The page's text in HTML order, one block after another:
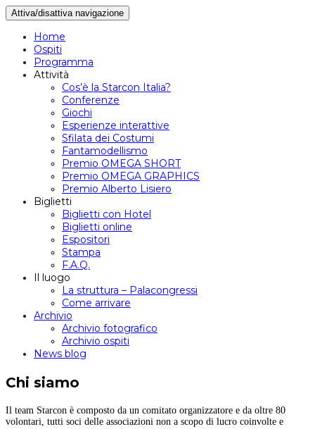
Attiva/disattiva navigazione
Home
Ospiti
Programma
Attività
Cos’è la Starcon Italia?
Conferenze
Giochi
Esperienze interattive
Sfilata dei Costumi
Fantamodellismo
Premio OMEGA SHORT
Premio OMEGA GRAPHICS
Premio Alberto Lisiero
Biglietti
Biglietti con Hotel
Biglietti online
Espositori
Stampa
F.A.Q.
Il luogo
La struttura – Palacongressi
Come arrivare
Archivio
Archivio fotografico
Archivio ospiti
News blog
Chi siamo
Il team Starcon è composto da un comitato organizzatore e da oltre 80
volontari, tutti soci delle associazioni non a scopo di lucro coinvolte e